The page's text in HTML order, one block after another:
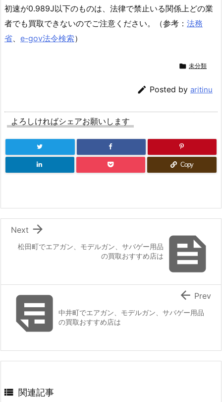
初速が0.989J以下のものは、法律で禁止いる関係上どの業
者でも買取できないのでご注意ください。（参考： 法務
省、 e-gov法令検索）
 未分類
 Posted by aritinu
よろしければシェアお願いします
Copy

松田町でエアガン、モデルガン、サバゲー用品
の買取おすすめ店は

Next
中井町でエアガン、モデルガン、サバゲー用品
の買取おすすめ店は
 Prev
 関連記事